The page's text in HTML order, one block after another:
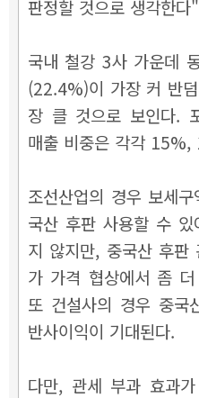
판정할 것으로 생각한다
국내 철강 3사 가운데
(22.4%)이 가장 커 반
장 클 것으로 보인다.
매출 비중은 각각 15%,
조선산업의 경우 보세
국산 후판 사용할 수
지 않지만, 중국산 후판
가 가격 협상에서 좀
또 건설사의 경우 중국
반사이익이 기대된다.
다만, 관세 부과 효과